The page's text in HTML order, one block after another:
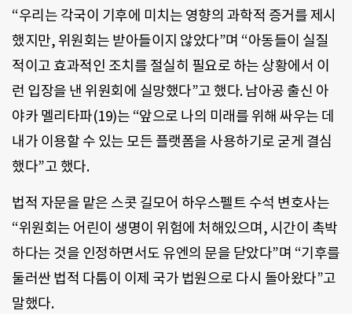
“우리는 각국이 기후에 미치는 영향의 과학적 증거를 제시
했지만, 위원회는 받아들이지 않았다”며 “아동들이 실질
적이고 효과적인 조치를 절실히 필요로 하는 상황에서 이
런 입장을 낸 위원회에 실망했다”고 했다. 남아공 출신 아
야카 멜리타파(19)는 “앞으로 나의 미래를 위해 싸우는 데
내가 이용할 수 있는 모든 플랫폼을 사용하기로 굳게 결심
했다”고 했다.
법적 자문을 맡은 스콧 길모어 하우스펠트 수석 변호사는
“위원회는 어린이 생명이 위험에 처해있으며, 시간이 촉박
하다는 것을 인정하면서도 유엔의 문을 닫았다”며 “기후를
둘러싼 법적 다툼이 이제 국가 법원으로 다시 돌아왔다”고
말했다.